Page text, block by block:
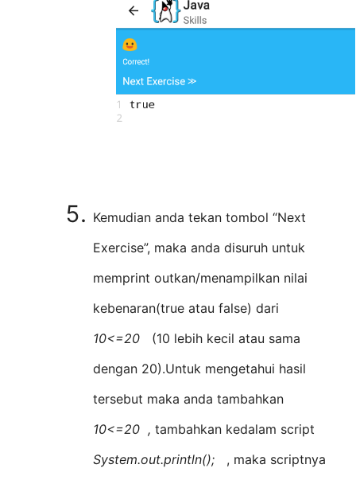
Kemudian anda tekan tombol “Next
Exercise”, maka anda disuruh untuk
memprint outkan/menampilkan nilai
kebenaran(true atau false) dari
10<=20 (10 lebih kecil atau sama
dengan 20).Untuk mengetahui hasil
tersebut maka anda tambahkan
10<=20 , tambahkan kedalam script
System.out.println(); , maka scriptnya